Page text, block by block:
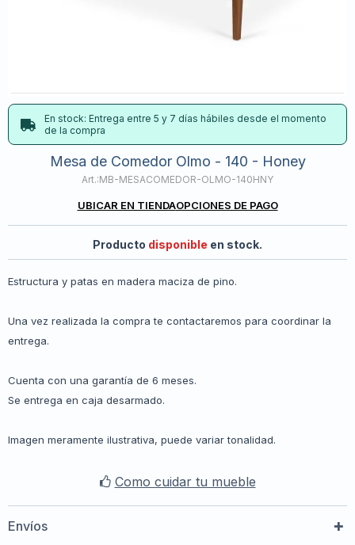
En stock: Entrega entre 5 y 7 días hábiles desde el momento
de la compra
Mesa de Comedor Olmo - 140 - Honey
MB-MESACOMEDOR-OLMO-140HNY
UBICAR EN TIENDAOPCIONES DE PAGO
Producto disponible en stock.
Estructura y patas en madera maciza de pino.
Una vez realizada la compra te contactaremos para coordinar la
entrega.
Cuenta con una garantía de 6 meses.
Se entrega en caja desarmado.
Imagen meramente ilustrativa, puede variar tonalidad.
Como cuidar tu mueble
Envíos